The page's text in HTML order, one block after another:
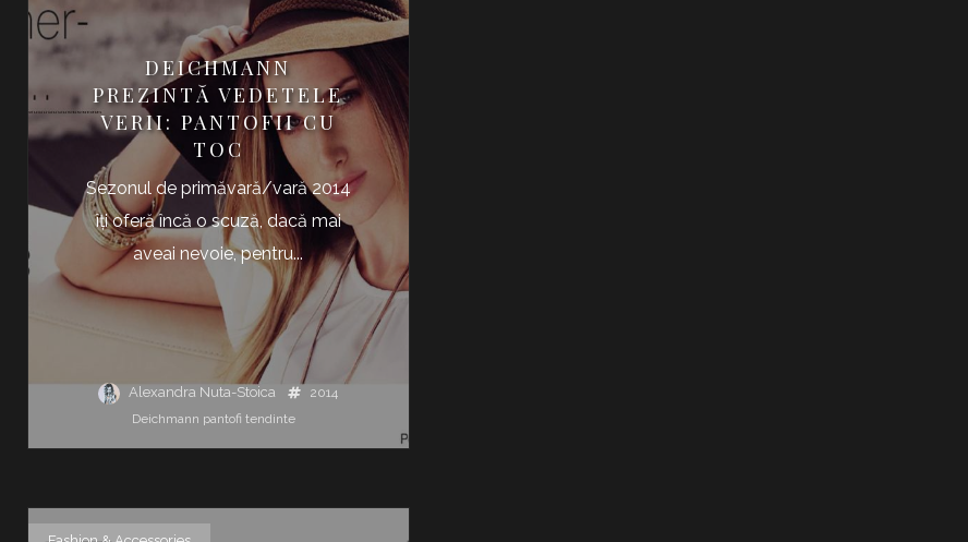
DEICHMANN
PREZINTĂ VEDETELE
VERII: PANTOFII CU
TOC
Sezonul de primăvară/vară 2014
îţi oferă încă o scuză, dacă mai
aveai nevoie, pentru...
Alexandra Nuta-Stoica
2014
Deichmann pantofi tendinte